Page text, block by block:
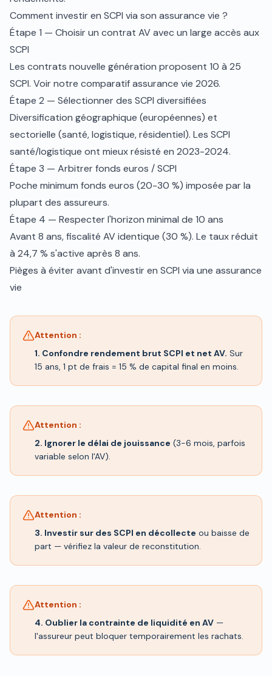
Comment investir en SCPI via son assurance vie ?
Étape 1 — Choisir un contrat AV avec un large accès aux
SCPI
Les contrats nouvelle génération proposent 10 à 25
SCPI. Voir notre comparatif assurance vie 2026.
Étape 2 — Sélectionner des SCPI diversifiées
Diversification géographique (européennes) et
sectorielle (santé, logistique, résidentiel). Les SCPI
santé/logistique ont mieux résisté en 2023-2024.
Étape 3 — Arbitrer fonds euros / SCPI
Poche minimum fonds euros (20-30 %) imposée par la
plupart des assureurs.
Étape 4 — Respecter l'horizon minimal de 10 ans
Avant 8 ans, fiscalité AV identique (30 %). Le taux réduit
à 24,7 % s'active après 8 ans.
Pièges à éviter avant d'investir en SCPI via une assurance
vie
Attention :
1. Confondre rendement brut SCPI et net AV. Sur
15 ans, 1 pt de frais = 15 % de capital final en moins.
Attention :
2. Ignorer le délai de jouissance (3-6 mois, parfois
variable selon l'AV).
Attention :
3. Investir sur des SCPI en décollecte ou baisse de
part — vérifiez la valeur de reconstitution.
Attention :
4. Oublier la contrainte de liquidité en AV —
l'assureur peut bloquer temporairement les rachats.